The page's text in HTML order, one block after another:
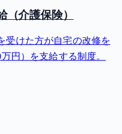
（介護保険）
受けた方が自宅の改修を
円）を支給する制度。